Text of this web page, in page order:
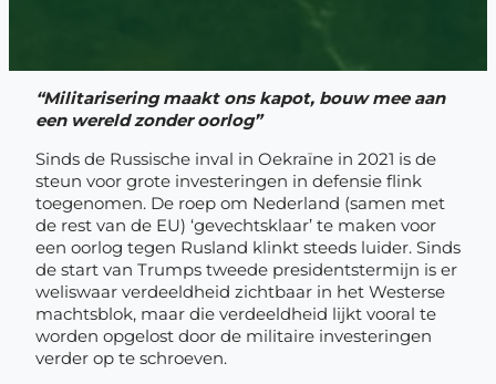
“Militarisering maakt ons kapot, bouw mee aan
een wereld zonder oorlog”
Sinds de Russische inval in Oekraïne in 2021 is de
steun voor grote investeringen in defensie flink
toegenomen. De roep om Nederland (samen met
de rest van de EU) ‘gevechtsklaar’ te maken voor
een oorlog tegen Rusland klinkt steeds luider. Sinds
de start van Trumps tweede presidentstermijn is er
weliswaar verdeeldheid zichtbaar in het Westerse
machtsblok, maar die verdeeldheid lijkt vooral te
worden opgelost door de militaire investeringen
verder op te schroeven.